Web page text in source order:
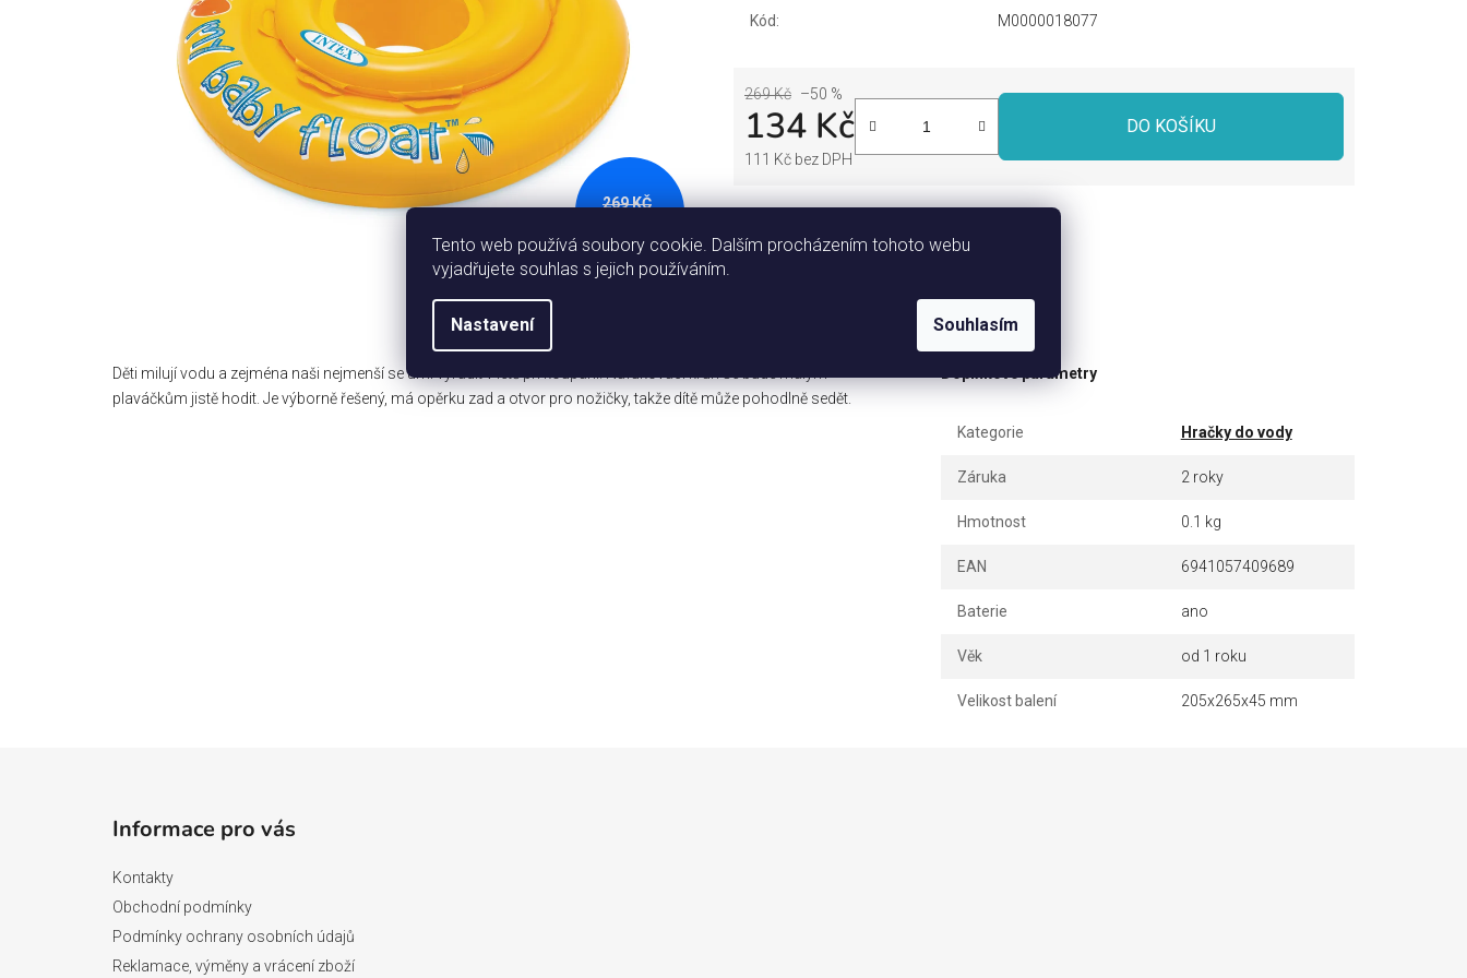
Tento web používá soubory cookie. Dalším procházením tohoto webu
vyjadřujete souhlas s jejich používáním.
Nastavení Souhlasím
Kód: M0000018077
269 Kč –50 %
134 Kč
111 Kč bez DPH
DO KOŠÍKU
269 KČ
Děti milují vodu a zejména naši nejmenší se umí vyřádit v létě při koupání. Nafukovací kruh se bude malým
plaváčkům jistě hodit. Je výborně řešený, má opěrku zad a otvor pro nožičky, takže dítě může pohodlně sedět.
Doplňkové parametry
Kategorie Hračky do vody
Záruka 2 roky
Hmotnost 0.1 kg
EAN 6941057409689
Baterie ano
Věk od 1 roku
Velikost balení 205x265x45 mm
Informace pro vás
Kontakty
Obchodní podmínky
Podmínky ochrany osobních údajů
Reklamace, výměny a vrácení zboží